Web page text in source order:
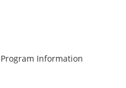
Information